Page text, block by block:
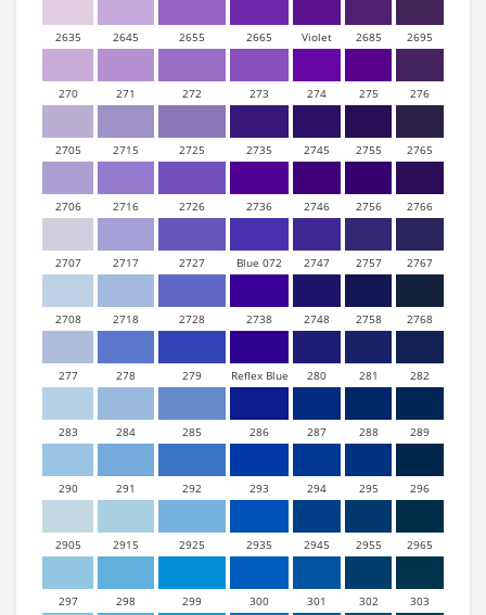
2635 2645 2655 2665 Violet 2685 2695
270 271 272 273 274 275 276
2705 2715 2725 2735 2745 2755 2765
2706 2716 2726 2736 2746 2756 2766
2707 2717 2727 Blue 072 2747 2757 2767
2708 2718 2728 2738 2748 2758 2768
277 278 279 Reflex Blue 280 281 282
283 284 285 286 287 288 289
290 291 292 293 294 295 296
2905 2915 2925 2935 2945 2955 2965
297 298 299 300 301 302 303